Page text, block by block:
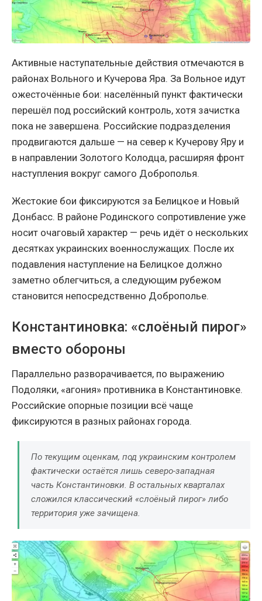
Активные наступательные действия отмечаются в
районах Вольного и Кучерова Яра. За Вольное идут
ожесточённые бои: населённый пункт фактически
перешёл под российский контроль, хотя зачистка
пока не завершена. Российские подразделения
продвигаются дальше — на север к Кучерову Яру и
в направлении Золотого Колодца, расширяя фронт
наступления вокруг самого Доброполья.
Жестокие бои фиксируются за Белицкое и Новый
Донбасс. В районе Родинского сопротивление уже
носит очаговый характер — речь идёт о нескольких
десятках украинских военнослужащих. После их
подавления наступление на Белицкое должно
заметно облегчиться, а следующим рубежом
становится непосредственно Доброполье.
Константиновка: «слоёный пирог»
вместо обороны
Параллельно разворачивается, по выражению
Подоляки, «агония» противника в Константиновке.
Российские опорные позиции всё чаще
фиксируются в разных районах города.
По текущим оценкам, под украинским контролем
фактически остаётся лишь северо-западная
часть Константиновки. В остальных кварталах
сложился классический «слоёный пирог» либо
территория уже зачищена.